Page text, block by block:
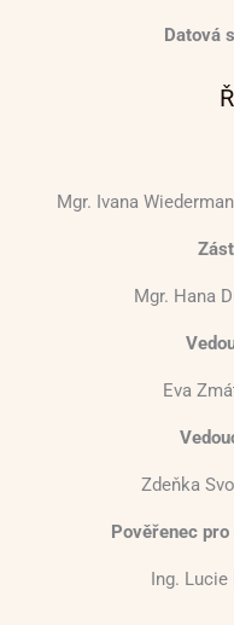
Datová
Mgr. Ivana
Mgr. Hana
Eva
Zdeňka
Pověřenec
Ing. Lucie